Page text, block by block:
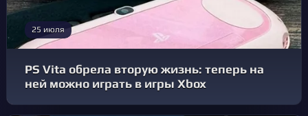
25 июля
PS Vita обрела вторую жизнь: теперь на
ней можно играть в игры Xbox